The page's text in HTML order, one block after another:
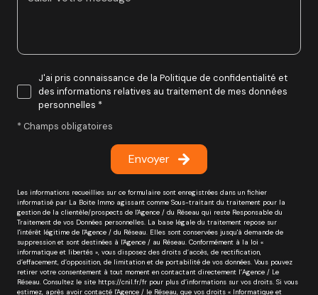
J'ai pris connaissance de la Politique de confidentialité et
des informations relatives au traitement de mes données
personnelles *
* Champs obligatoires
Envoyer
Les informations recueillies sur ce formulaire sont enregistrées dans un fichier
informatisé par La Boite Immo agissant comme Sous-traitant du traitement pour la
gestion de la clientèle/prospects de l'Agence / du Réseau qui reste Responsable du
Traitement de vos Données personnelles. La base légale du traitement repose sur
l'intérêt légitime de l'Agence / du Réseau. Elles sont conservées jusqu'à demande de
suppression et sont destinées à l'Agence / au Réseau. Conformément à la loi «
informatique et libertés », vous disposez des droits d’accès, de rectification,
d’effacement, d’opposition, de limitation et de portabilité de vos données. Vous pouvez
retirer votre consentement à tout moment en contactant directement l’Agence / Le
Réseau. Consultez le site https://cnil.fr/fr pour plus d’informations sur vos droits. Si vous
estimez, après avoir contacté l'Agence / le Réseau, que vos droits « Informatique et